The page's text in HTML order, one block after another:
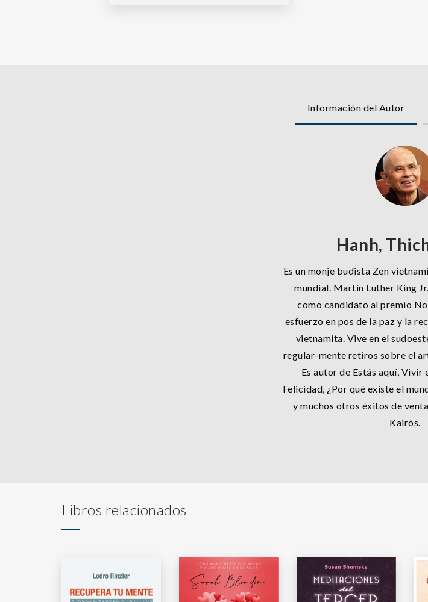
Información del Autor
Hanh,
Es un monje budista Zen
mundial. Martin Luther King
como candidato al premio
esfuerzo en pos de la paz y la
vietnamita. Vive en el
regular-mente retiros sobre el
Es autor de Estás aquí, Vivir
Felicidad, ¿Por qué existe el
y muchos otros éxitos de
Kairós.
Libros relacionados